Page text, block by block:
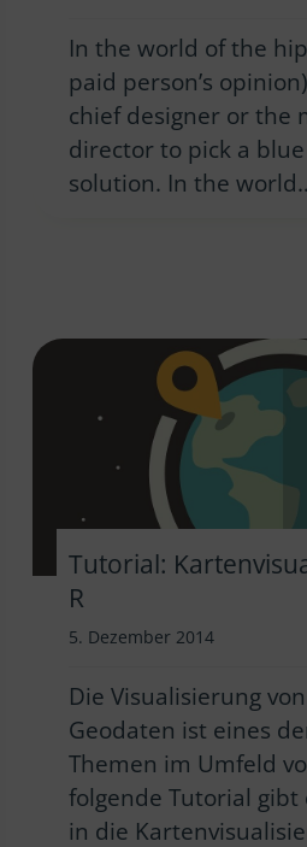
In the world of the
paid person’s
chief designer or the
director to pick a
solution. In the
Tutorial:
R
5. Dezember 2014
Die Visualisierung
Geodaten ist eines
Themen im Umfeld
folgende Tutorial gibt
in die